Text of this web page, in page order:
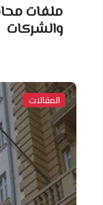
ملفات
والشركات
المقالات